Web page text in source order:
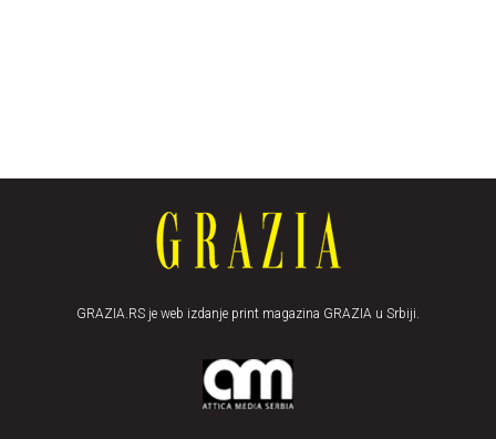
GRAZIA.RS je web izdanje print magazina GRAZIA u Srbiji.